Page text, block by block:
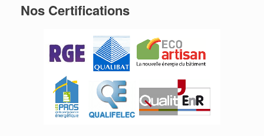
Nos Certifications